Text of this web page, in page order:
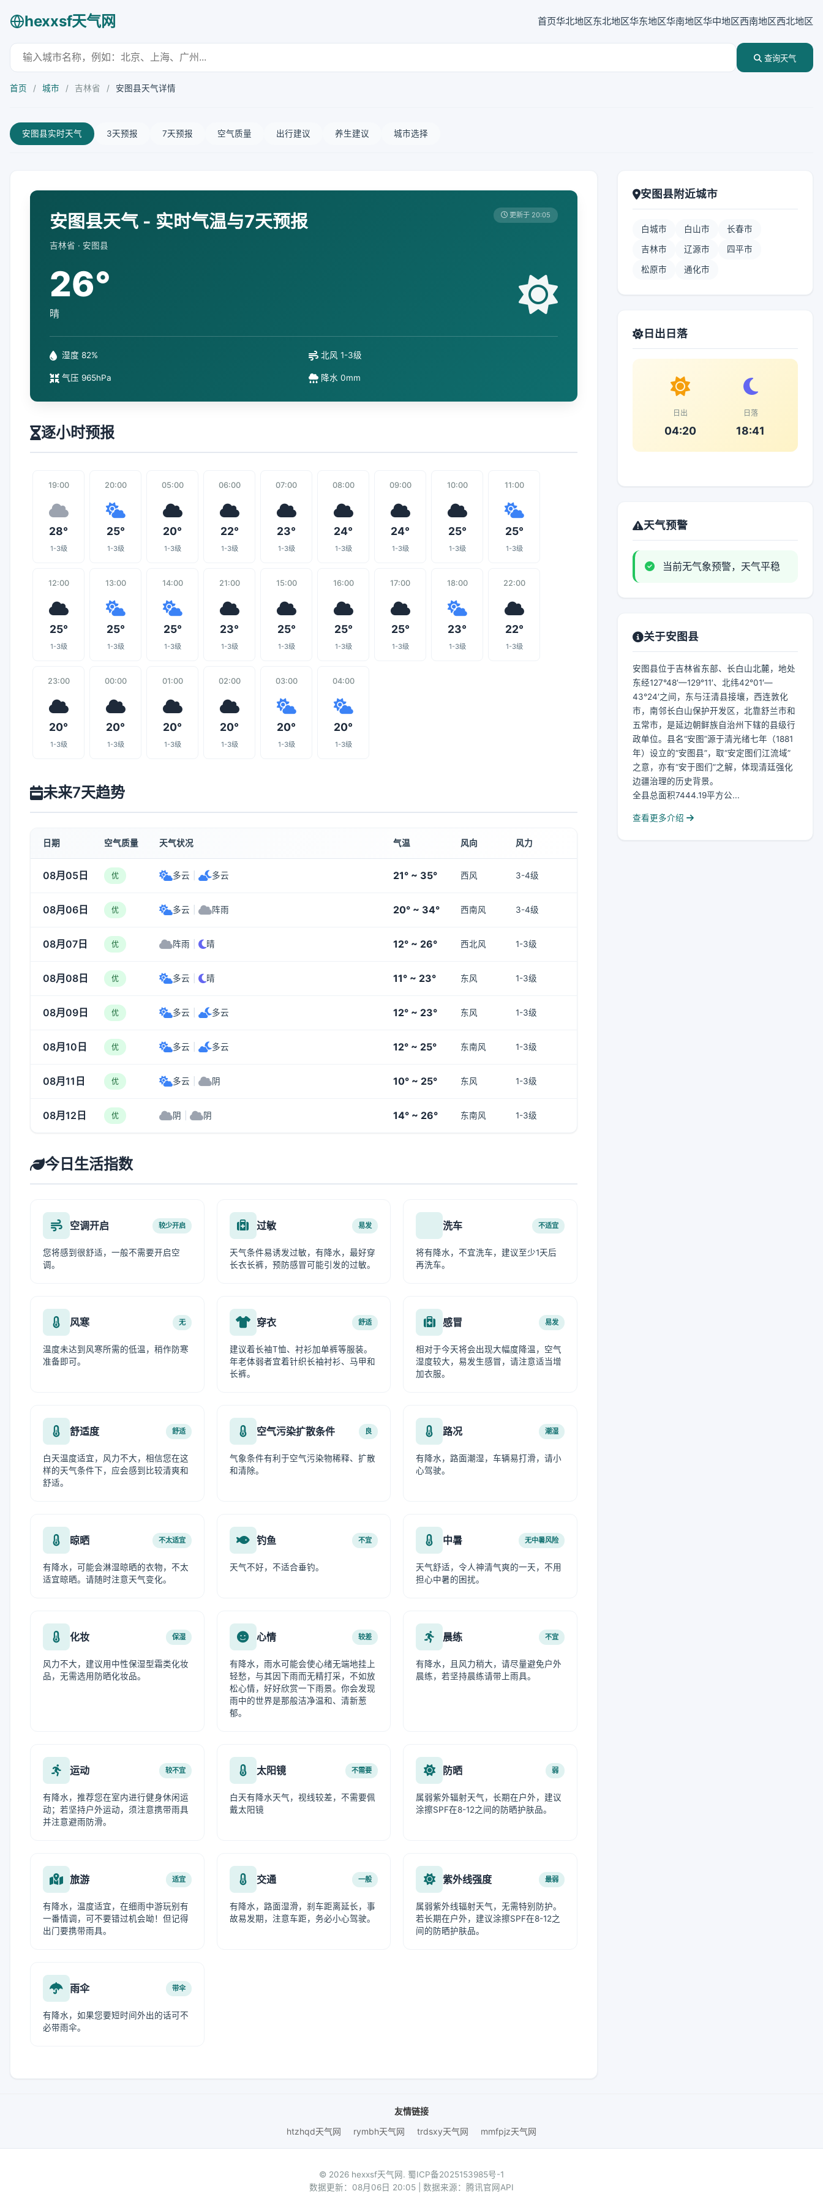
hexxsf天气网 首页华北地区东北地区华东地区华南地区华中地区西南地区西北地区
查询天气
首页 / 城市 / 吉林省 / 安图县天气详情
安图县实时天气 3天预报 7天预报 空气质量 出行建议 养生建议 城市选择
安图县天气 - 实时气温与7天预报
吉林省 · 安图县
更新于 20:05
26°
晴
湿度 82% 北风 1-3级
气压 965hPa 降水 0mm
逐小时预报
19:00
28°
1-3级
20:00
25°
1-3级
05:00
20°
1-3级
06:00
22°
1-3级
07:00
23°
1-3级
08:00
24°
1-3级
09:00
24°
1-3级
10:00
25°
1-3级
11:00
25°
1-3级
12:00
25°
1-3级
13:00
25°
1-3级
14:00
25°
1-3级
21:00
23°
1-3级
15:00
25°
1-3级
16:00
25°
1-3级
17:00
25°
1-3级
18:00
23°
1-3级
22:00
22°
1-3级
23:00
20°
1-3级
00:00
20°
1-3级
01:00
20°
1-3级
02:00
20°
1-3级
03:00
20°
1-3级
04:00
20°
1-3级
未来7天趋势
日期 空气质量 天气状况 气温 风向 风力
08月05日 优 多云 多云 21° ~ 35° 西风 3-4级
08月06日 优 多云 阵雨 20° ~ 34° 西南风 3-4级
08月07日 优 阵雨 晴 12° ~ 26° 西北风 1-3级
08月08日 优 多云 晴 11° ~ 23° 东风 1-3级
08月09日 优 多云 多云 12° ~ 23° 东风 1-3级
08月10日 优 多云 多云 12° ~ 25° 东南风 1-3级
08月11日 优 多云 阴 10° ~ 25° 东风 1-3级
08月12日 优 阴 阴 14° ~ 26° 东南风 1-3级
今日生活指数
空调开启 较少开启
您将感到很舒适，一般不需要开启空
调。
过敏 易发
天气条件易诱发过敏，有降水，最好穿
长衣长裤，预防感冒可能引发的过敏。
洗车 不适宜
将有降水，不宜洗车，建议至少1天后
再洗车。
风寒 无
温度未达到风寒所需的低温，稍作防寒
准备即可。
穿衣 舒适
建议着长袖T恤、衬衫加单裤等服装。
年老体弱者宜着针织长袖衬衫、马甲和
长裤。
感冒 易发
相对于今天将会出现大幅度降温，空气
湿度较大，易发生感冒，请注意适当增
加衣服。
舒适度 舒适
白天温度适宜，风力不大，相信您在这
样的天气条件下，应会感到比较清爽和
舒适。
空气污染扩散条件 良
气象条件有利于空气污染物稀释、扩散
和清除。
路况 潮湿
有降水，路面潮湿，车辆易打滑，请小
心驾驶。
晾晒 不太适宜
有降水，可能会淋湿晾晒的衣物，不太
适宜晾晒。请随时注意天气变化。
钓鱼 不宜
天气不好，不适合垂钓。
中暑 无中暑风险
天气舒适，令人神清气爽的一天，不用
担心中暑的困扰。
化妆 保湿
风力不大，建议用中性保湿型霜类化妆
品，无需选用防晒化妆品。
心情 较差
有降水，雨水可能会使心绪无端地挂上
轻愁，与其因下雨而无精打采，不如放
松心情，好好欣赏一下雨景。你会发现
雨中的世界是那般洁净温和、清新葱
郁。
晨练 不宜
有降水，且风力稍大，请尽量避免户外
晨练，若坚持晨练请带上雨具。
运动 较不宜
有降水，推荐您在室内进行健身休闲运
动；若坚持户外运动，须注意携带雨具
并注意避雨防滑。
太阳镜 不需要
白天有降水天气，视线较差，不需要佩
戴太阳镜
防晒 弱
属弱紫外辐射天气，长期在户外，建议
涂擦SPF在8-12之间的防晒护肤品。
旅游 适宜
有降水，温度适宜，在细雨中游玩别有
一番情调，可不要错过机会呦！但记得
出门要携带雨具。
交通 一般
有降水，路面湿滑，刹车距离延长，事
故易发期，注意车距，务必小心驾驶。
紫外线强度 最弱
属弱紫外线辐射天气，无需特别防护。
若长期在户外，建议涂擦SPF在8-12之
间的防晒护肤品。
雨伞 带伞
有降水，如果您要短时间外出的话可不
必带雨伞。
安图县附近城市
白城市 白山市 长春市
吉林市 辽源市 四平市
松原市 通化市
日出日落
日出
04:20
日落
18:41
天气预警
当前无气象预警，天气平稳
关于安图县
安图县位于吉林省东部、长白山北麓，地处
东经127°48′—129°11′、北纬42°01′—
43°24′之间，东与汪清县接壤，西连敦化
市，南邻长白山保护开发区，北靠舒兰市和
五常市，是延边朝鲜族自治州下辖的县级行
政单位。县名“安图”源于清光绪七年（1881
年）设立的“安图县”，取“安定图们江流域”
之意，亦有“安于图们”之解，体现清廷强化
边疆治理的历史背景。
全县总面积7444.19平方公...
查看更多介绍
友情链接
htzhqd天气网
rymbh天气网 trdsxy天气网 mmfpjz天气网
© 2026 hexxsf天气网. 蜀ICP备2025153985号-1
数据更新：08月06日 20:05 | 数据来源：腾讯官网API